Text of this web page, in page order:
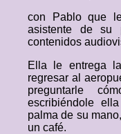
con Pablo que
asistente de su
contenidos
Ella le entrega
regresar al
preguntarle
escribiéndole
palma de su
un café.